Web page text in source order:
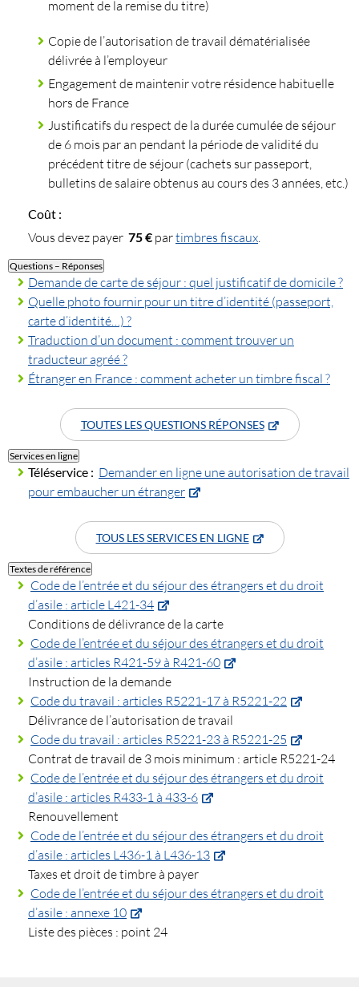
moment de la remise du titre)
Copie de l’autorisation de travail dématérialisée
délivrée à l’employeur
Engagement de maintenir votre résidence habituelle
hors de France
Justificatifs du respect de la durée cumulée de séjour
de 6 mois par an pendant la période de validité du
précédent titre de séjour (cachets sur passeport,
bulletins de salaire obtenus au cours des 3 années, etc.)
Coût :
Vous devez payer 75 € partimbres fiscaux
Questions – Réponses
Demande de carte de séjour : quel justificatif de domicile ?
Quelle photo fournir pour un titre d’identité (passeport,
carte d’identité…) ?
Traduction d’un document : comment trouver un
traducteur agréé ?
Étranger en France : comment acheter un timbre fiscal ?
TOUTES LES QUESTIONS RÉPONSES
Services en ligne
Téléservice : Demander en ligne une autorisation de travail
pour embaucher un étranger
TOUS LES SERVICES EN LIGNE
Textes de référence
Code de l’entrée et du séjour des étrangers et du droit
d’asile : article L421-34
Conditions de délivrance de la carte
Code de l’entrée et du séjour des étrangers et du droit
d’asile : articles R421-59 à R421-60
Instruction de la demande
Code du travail : articles R5221-17 à R5221-22
Délivrance de l’autorisation de travail
Code du travail : articles R5221-23 à R5221-25
Contrat de travail de 3 mois minimum : article R5221-24
Code de l’entrée et du séjour des étrangers et du droit
d’asile : articles R433-1 à 433-6
Renouvellement
Code de l’entrée et du séjour des étrangers et du droit
d’asile : articles L436-1 à L436-13
Taxes et droit de timbre à payer
Code de l’entrée et du séjour des étrangers et du droit
d’asile : annexe 10
Liste des pièces : point 24